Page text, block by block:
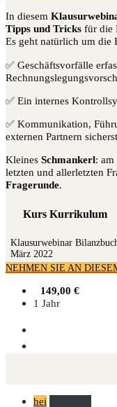
In diesem
Tipps und Tricks für die
Es geht natürlich um die
✅ Geschäftsvorfälle
✅ Ein internes
✅ Kommunikation,
externen Partnern
Kleines Schmankerl: am
letzten und allerletzten
Fragerunde.
Kurs Kurrikulum
Klau­sur­web­i­nar
März 2022
NEHMEN SIE AN
149,00 €
1 Jahr
hei